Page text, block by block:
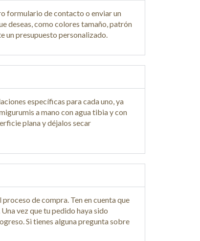
formulario de contacto o enviar un
deseas, como colores tamaño, patrón
un presupuesto personalizado.
específicas para cada uno, ya
a mano con agua tibia y con
plana y déjalos secar
de compra. Ten en cuenta que
vez que tu pedido haya sido
Si tienes alguna pregunta sobre